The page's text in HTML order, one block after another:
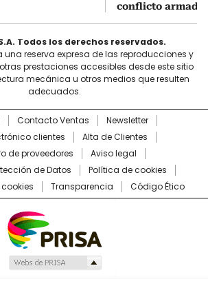
conflicto armado
Todos los derechos reservados.
una reserva expresa de las reproducciones y
prestaciones accesibles desde este sitio
mecánica u otros medios que resulten
adecuados.
Contacto Ventas
Newsletter
clientes
Alta de Clientes
de proveedores
Aviso legal
de Datos
Política de cookies
Transparencia Código Ético